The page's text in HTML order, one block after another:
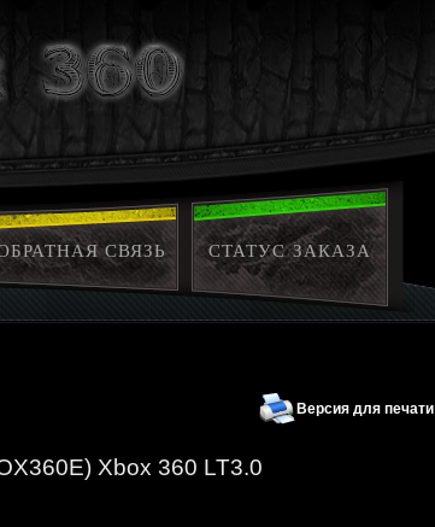
СВЯЗЬ СТАТУС ЗАКАЗА
Версия для печати
Xbox 360 LT3.0